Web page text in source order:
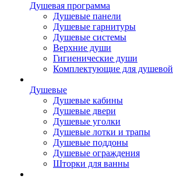
Душевая программа
Душевые панели
Душевые гарнитуры
Душевые системы
Верхние души
Гигиенические души
Комплектующие для душевой
Душевые
Душевые кабины
Душевые двери
Душевые уголки
Душевые лотки и трапы
Душевые поддоны
Душевые ограждения
Шторки для ванны